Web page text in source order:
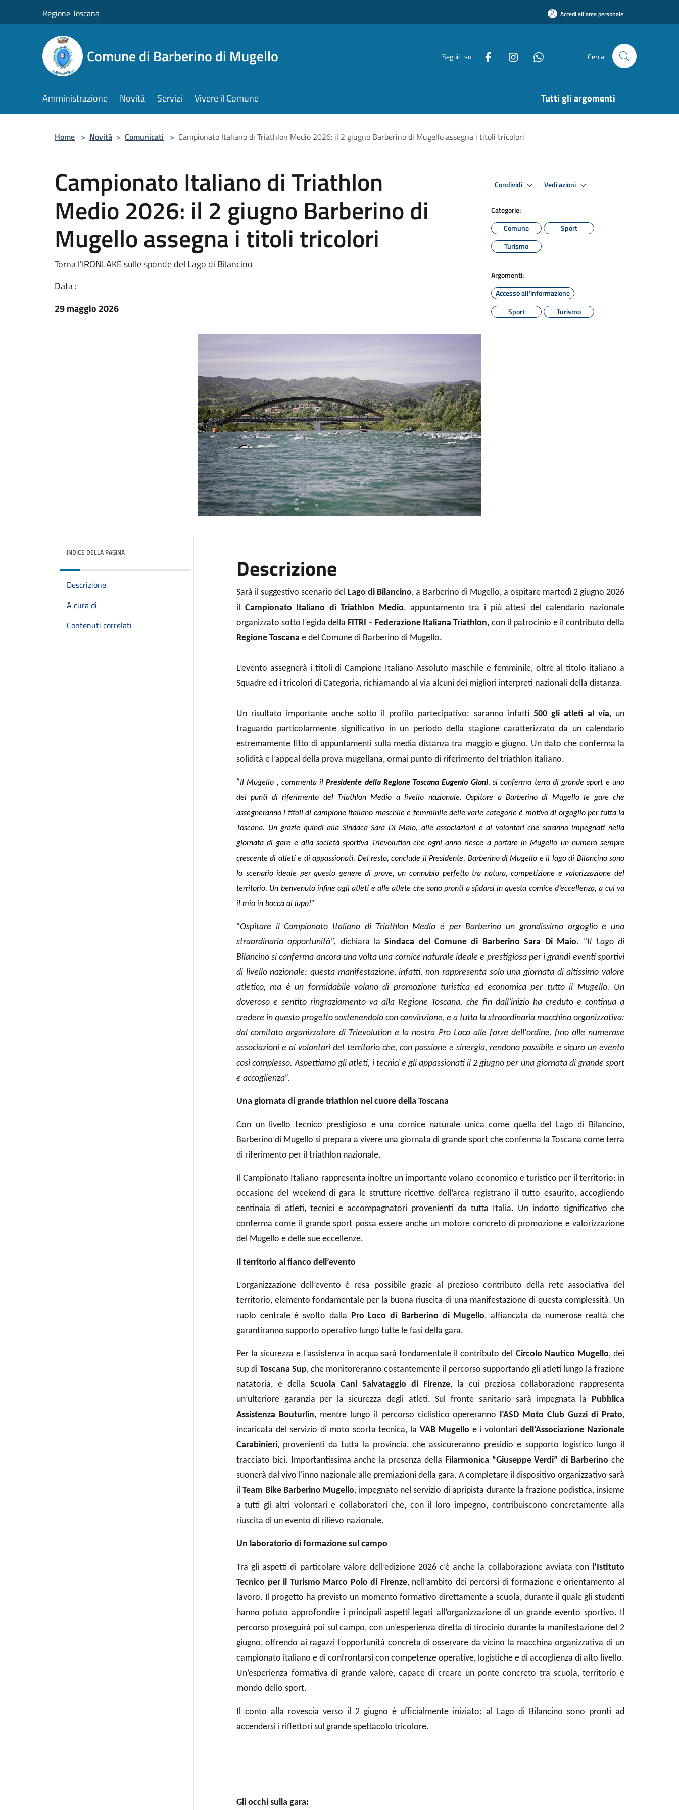
Regione Toscana Accedi all'area personale
Comune di Barberino di Mugello Seguici su Cerca
Amministrazione Novità Servizi Vivere il Comune Tutti gli argomenti
Home > Novità > Comunicati > Campionato Italiano di Triathlon Medio 2026: il 2 giugno Barberino di Mugello assegna i titoli tricolori
Campionato Italiano di Triathlon
Medio 2026: il 2 giugno Barberino di
Mugello assegna i titoli tricolori
Torna l'IRONLAKE sulle sponde del Lago di Bilancino
Data :
29 maggio 2026
Condividi Vedi azioni
Categorie:
Comune
Sport
Turismo
Argomenti:
Accesso all'informazione
Sport
Turismo
INDICE DELLA PAGINA
Descrizione
A cura di
Contenuti correlati
Descrizione
Sarà il suggestivo scenario del Lago di Bilancino, a Barberino di Mugello, a ospitare martedì 2 giugno 2026
il Campionato Italiano di Triathlon Medio, appuntamento tra i più attesi del calendario nazionale
organizzato sotto l’egida della FITRI – Federazione Italiana Triathlon, con il patrocinio e il contributo della
Regione Toscana e del Comune di Barberino di Mugello.
L’evento assegnerà i titoli di Campione Italiano Assoluto maschile e femminile, oltre al titolo italiano a
Squadre ed i tricolori di Categoria, richiamando al via alcuni dei migliori interpreti nazionali della distanza.
Un risultato importante anche sotto il profilo partecipativo: saranno infatti 500 gli atleti al via, un
traguardo particolarmente significativo in un periodo della stagione caratterizzato da un calendario
estremamente fitto di appuntamenti sulla media distanza tra maggio e giugno. Un dato che conferma la
solidità e l’appeal della prova mugellana, ormai punto di riferimento del triathlon italiano.
“Il Mugello , commenta ilPresidente della Regione Toscana Eugenio Giani, si conferma terra di grande sport e uno
dei punti di riferimento del Triathlon Medio a livello nazionale. Ospitare a Barberino di Mugello le gare che
assegneranno i titoli di campione italiano maschile e femminile delle varie categorie è motivo di orgoglio per tutta la
Toscana. Un grazie quindi alla Sindaca Sara Di Maio, alle associazioni e ai volontari che saranno impegnati nella
giornata di gare e alla società sportiva Trievolution che ogni anno riesce a portare in Mugello un numero sempre
crescente di atleti e di appassionati. Del resto, conclude il Presidente, Barberino di Mugello e il lago di Bilancino sono
lo scenario ideale per questo genere di prove, un connubio perfetto tra natura, competizione e valorizzazione del
territorio. Un benvenuto infine agli atleti e alle atlete che sono pronti a sfidarsi in questa cornice d’eccellenza, a cui va
il mio in bocca al lupo!”
“Ospitare il Campionato Italiano di Triathlon Medio è per Barberino un grandissimo orgoglio e una
straordinaria opportunità", dichiara laSindaca del Comune di Barberino Sara Di Maio. “Il Lago di
Bilancino si conferma ancora una volta una cornice naturale ideale e prestigiosa per i grandi eventi sportivi
di livello nazionale: questa manifestazione, infatti, non rappresenta solo una giornata di altissimo valore
atletico, ma è un formidabile volano di promozione turistica ed economica per tutto il Mugello. Un
doveroso e sentito ringraziamento va alla Regione Toscana, che fin dall’inizio ha creduto e continua a
credere in questo progetto sostenendolo con convinzione, e a tutta la straordinaria macchina organizzativa:
dal comitato organizzatore di Trievolution e la nostra Pro Loco alle forze dell'ordine, fino alle numerose
associazioni e ai volontari del territorio che, con passione e sinergia, rendono possibile e sicuro un evento
così complesso. Aspettiamo gli atleti, i tecnici e gli appassionati il 2 giugno per una giornata di grande sport
e accoglienza”.
Una giornata di grande triathlon nel cuore della Toscana
Con un livello tecnico prestigioso e una cornice naturale unica come quella del Lago di Bilancino,
Barberino di Mugello si prepara a vivere una giornata di grande sport che conferma la Toscana come terra
di riferimento per il triathlon nazionale.
Il Campionato Italiano rappresenta inoltre un importante volano economico e turistico per il territorio: in
occasione del weekend di gara le strutture ricettive dell’area registrano il tutto esaurito, accogliendo
centinaia di atleti, tecnici e accompagnatori provenienti da tutta Italia. Un indotto significativo che
conferma come il grande sport possa essere anche un motore concreto di promozione e valorizzazione
del Mugello e delle sue eccellenze.
Il territorio al fianco dell’evento
L’organizzazione dell’evento è resa possibile grazie al prezioso contributo della rete associativa del
territorio, elemento fondamentale per la buona riuscita di una manifestazione di questa complessità. Un
ruolo centrale è svolto dalla Pro Loco di Barberino di Mugello, affiancata da numerose realtà che
garantiranno supporto operativo lungo tutte le fasi della gara.
Per la sicurezza e l’assistenza in acqua sarà fondamentale il contributo del Circolo Nautico Mugello, dei
sup di Toscana Sup, che monitoreranno costantemente il percorso supportando gli atleti lungo la frazione
natatoria, e della Scuola Cani Salvataggio di Firenze, la cui preziosa collaborazione rappresenta
un’ulteriore garanzia per la sicurezza degli atleti.Sul fronte sanitario sarà impegnata la Pubblica
Assistenza Bouturlin, mentre lungo il percorso ciclistico opereranno l’ASD Moto Club Guzzi di Prato,
incaricata del servizio di moto scorta tecnica, la VAB Mugello e i volontaridell’Associazione Nazionale
Carabinieri, provenienti da tutta la provincia, che assicureranno presidio e supporto logistico lungo il
tracciato bici. Importantissima anche la presenza della Filarmonica “Giuseppe Verdi” di Barberino che
suonerà dal vivo l'inno nazionale alle premiazioni della gara. A completare il dispositivo organizzativo sarà
ilTeam Bike Barberino Mugello, impegnato nel servizio di apripista durante la frazione podistica, insieme
a tutti gli altri volontari e collaboratori che, con il loro impegno, contribuiscono concretamente alla
riuscita di un evento di rilievo nazionale.
Un laboratorio di formazione sul campo
Tra gli aspetti di particolare valore dell’edizione 2026 c’è anche la collaborazione avviata con l’Istituto
Tecnico per il Turismo Marco Polo di Firenze, nell’ambito dei percorsi di formazione e orientamento al
lavoro. Il progetto ha previsto un momento formativo direttamente a scuola, durante il quale gli studenti
hanno potuto approfondire i principali aspetti legati all’organizzazione di un grande evento sportivo. Il
percorso proseguirà poi sul campo, con un’esperienza diretta di tirocinio durante la manifestazione del 2
giugno, offrendo ai ragazzi l’opportunità concreta di osservare da vicino la macchina organizzativa di un
campionato italiano e di confrontarsi con competenze operative, logistiche e di accoglienza di alto livello.
Un’esperienza formativa di grande valore, capace di creare un ponte concreto tra scuola, territorio e
mondo dello sport.
Il conto alla rovescia verso il 2 giugno è ufficialmente iniziato: al Lago di Bilancino sono pronti ad
accendersi i riflettori sul grande spettacolo tricolore.
Gli occhi sulla gara: